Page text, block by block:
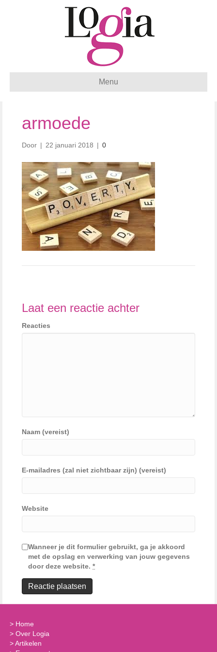
Menu
armoede
Door | 22 januari 2018 | 0
Laat een reactie achter
Reacties
Naam (vereist)
E-mailadres (zal niet zichtbaar zijn) (vereist)
Website
Wanneer je dit formulier gebruikt, ga je akkoord
met de opslag en verwerking van jouw gegevens
door deze website. *
> Home
> Over Logia
>Artikelen